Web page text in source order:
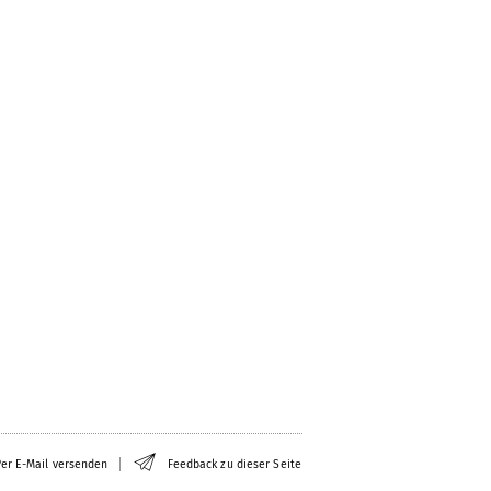
E-Mail versenden Feedback zu dieser Seite